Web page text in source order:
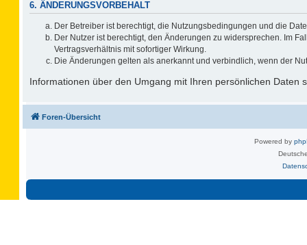
6. ÄNDERUNGSVORBEHALT
Der Betreiber ist berechtigt, die Nutzungsbedingungen und die
Der Nutzer ist berechtigt, den Änderungen zu widersprechen. Im
Vertragsverhältnis mit sofortiger Wirkung.
Die Änderungen gelten als anerkannt und verbindlich, wenn der
Informationen über den Umgang mit Ihren persönlichen Daten
Foren-Übersicht
Powered by